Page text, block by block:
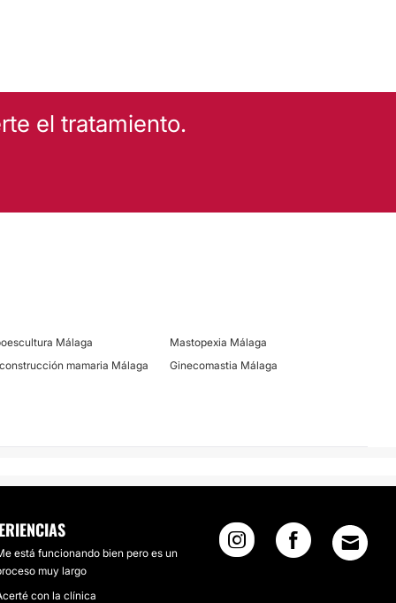
el tratamiento.
Málaga
Mastopexia Málaga
mamaria Málaga
Ginecomastia Málaga
está funcionando bien pero es un
muy largo
con la clínica